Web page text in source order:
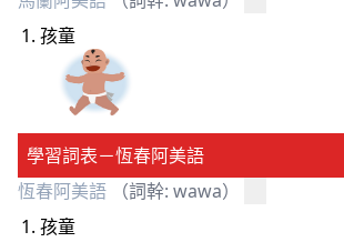
孩童
學習詞表－恆春阿美語
恆春阿美語
（詞幹: wawa）
孩童